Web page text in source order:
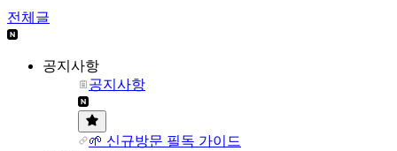
전체글
공지사항
공지사항
🌱 신규방문 필독 가이드